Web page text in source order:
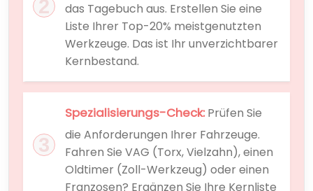
das Tagebuch aus. Erstellen Sie eine
Liste Ihrer Top-20% meistgenutzten
Werkzeuge. Das ist Ihr unverzichtbarer
Kernbestand.
Spezialisierungs-Check:Prüfen Sie
die Anforderungen Ihrer Fahrzeuge.
Fahren Sie VAG (Torx, Vielzahn), einen
Oldtimer (Zoll-Werkzeug) oder einen
Franzosen? Ergänzen Sie Ihre Kernliste